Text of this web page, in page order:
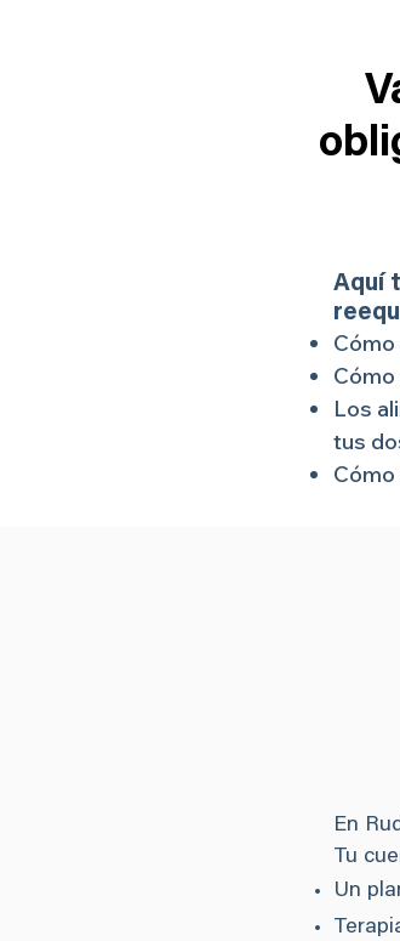
Aquí
Los
tus
En
Tu
Un